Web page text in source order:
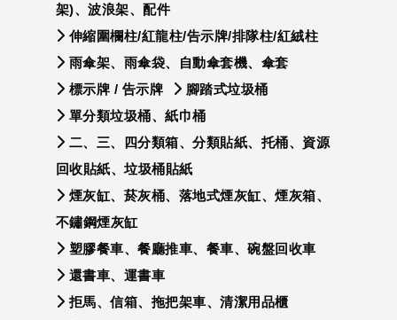
架)、波浪架、配件
伸縮圍欄柱/紅龍柱/告示牌/排隊柱/紅絨柱
雨傘架、雨傘袋、自動傘套機、傘套
標示牌 / 告示牌
腳踏式垃圾桶
單分類垃圾桶、紙巾桶
二、三、四分類箱、分類貼紙、托桶、資源
回收貼紙、垃圾桶貼紙
煙灰缸、菸灰桶、落地式煙灰缸、煙灰箱、
不鏽鋼煙灰缸
塑膠餐車、餐廳推車、餐車、碗盤回收車
還書車、運書車
拒馬、信箱、拖把架車、清潔用品櫃